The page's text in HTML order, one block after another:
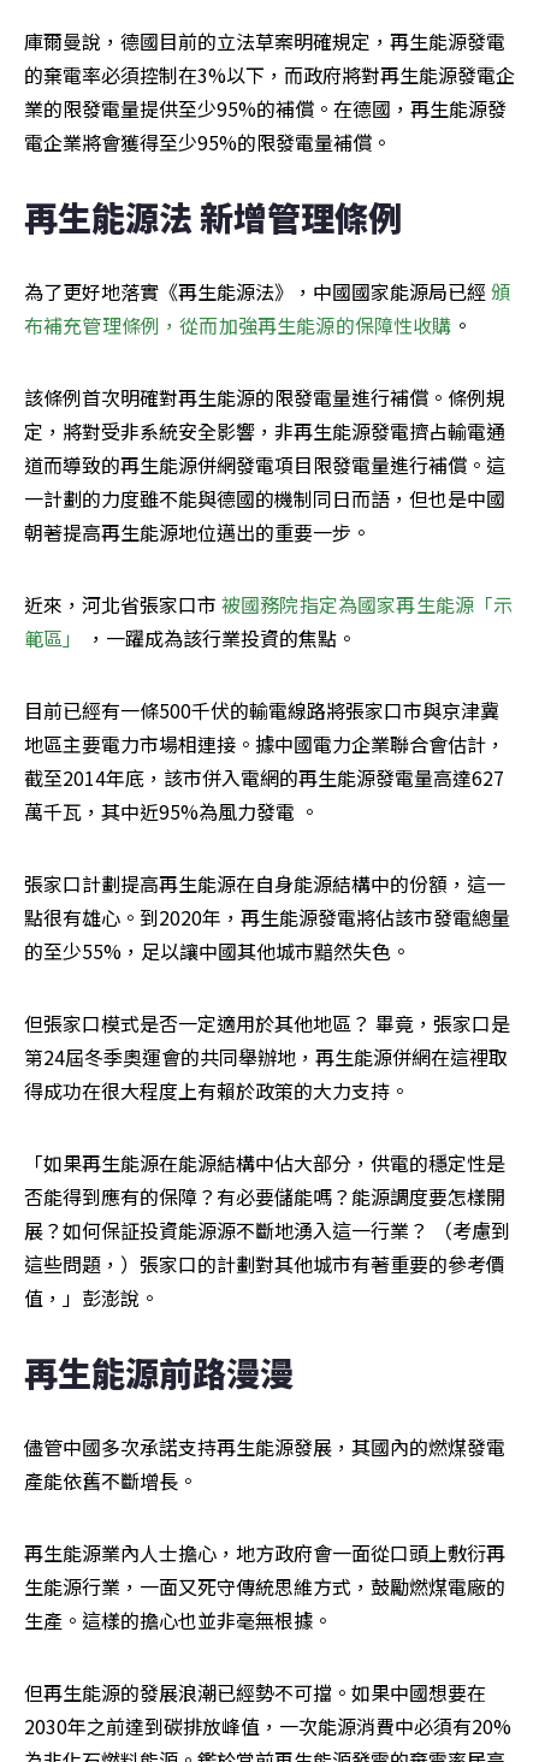
庫爾曼說，德國目前的立法草案明確規定，再生能源發電
的棄電率必須控制在3%以下，而政府將對再生能源發電企
業的限發電量提供至少95%的補償。在德國，再生能源發
電企業將會獲得至少95%的限發電量補償。
再生能源法 新增管理條例
為了更好地落實《再生能源法》，中國國家能源局已經 頒
布補充管理條例，從而加強再生能源的保障性收購 。
該條例首次明確對再生能源的限發電量進行補償。條例規
定，將對受非系統安全影響，非再生能源發電擠占輸電通
道而導致的再生能源併網發電項目限發電量進行補償。這
一計劃的力度雖不能與德國的機制同日而語，但也是中國
朝著提高再生能源地位邁出的重要一步。
近來，河北省張家口市 被國務院指定為國家再生能源「示
範區」
，一躍成為該行業投資的焦點。
目前已經有一條500千伏的輸電線路將張家口市與京津冀
地區主要電力市場相連接。據中國電力企業聯合會估計，
截至2014年底，該市併入電網的再生能源發電量高達627
萬千瓦，其中近95%為風力發電 ​​。
張家口計劃提高再生能源在自身能源結構中的份額，這一
點很有雄心。到2020年，再生能源發電將佔該市發電總量
的至少55%，足以讓中國其他城市黯然失色。
但張家口模式是否一定適用於其他地區？ 畢竟，張家口是
第24屆冬季奧運會的共同舉辦地，再生能源併網在這裡取
得成功在很大程度上有賴於政策的大力支持。
「如果再生能源在能源結構中佔大部分，供電的穩定性是
否能得到應有的保障？有必要儲能嗎？能源調度要怎樣開
展？如何保証投資能源源不斷地湧入這一行業？ （考慮到
這些問題，）張家口的計劃對其他城市有著重要的參考價
值，」彭澎說。
再生能源前路漫漫
儘管中國多次承諾支持再生能源發展，其國內的燃煤發電
產能依舊不斷增長。
再生能源業內人士擔心，地方政府會一面從口頭上敷衍再
生能源行業，一面又死守傳統思維方式，鼓勵燃煤電廠的
生產。這樣的擔心也並非毫無根據。
但再生能源的發展浪潮已經勢不可擋。如果中國想要在
2030年之前達到碳排放峰值，一次能源消費中必須有20%